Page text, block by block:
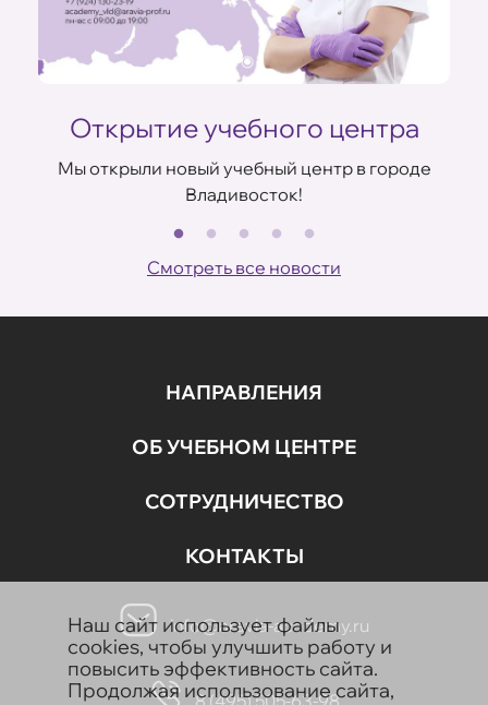
Открытие учебного центра
Мы открыли новый учебный центр в городе
Владивосток!
Смотреть все новости
НАПРАВЛЕНИЯ
ОБ УЧЕБНОМ ЦЕНТРЕ
СОТРУДНИЧЕСТВО
КОНТАКТЫ
info@aravia-academy.ru
8 (495) 505-63-98
Наш сайт использует файлы
cookies, чтобы улучшить работу и
повысить эффективность сайта.
Продолжая использование сайта,